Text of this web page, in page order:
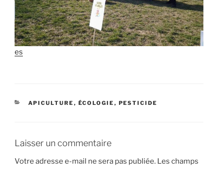
es
CATÉGORIES
APICULTURE , ÉCOLOGIE , PESTICIDE
Laisser un commentaire
Votre adresse e-mail ne sera pas publiée. Les champs